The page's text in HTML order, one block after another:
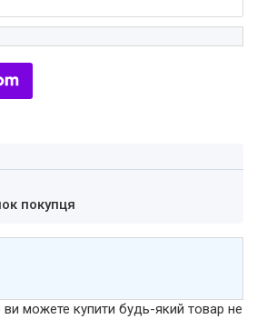
покупця
ви можете купити будь-який товар не